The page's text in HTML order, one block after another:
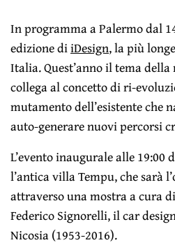
In programma a Palermo dal
edizione diiDesign, la più
Italia. Quest’anno il tema
collega al concetto di ri-
mutamento dell’esistente che
auto-generare nuovi percorsi
L’evento inaugurale alle 19:00
l’antica villa Tempu, che sarà
attraverso una mostra a cura
Federico Signorelli, il car
Nicosia (1953-2016).